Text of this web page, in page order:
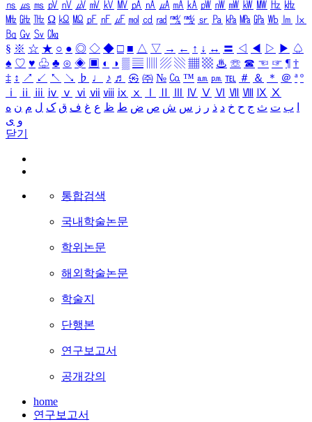
㎱ ㎲ ㎳ ㎴ ㎵ ㎶ ㎷ ㎸ ㎹ ㎀ ㎁ ㎂ ㎃ ㎄ ㎺ ㎻ ㎽ ㎾ ㎿ ㎐ ㎑
㎒ ㎓ ㎔ Ω ㏀ ㏁ ㎊ ㎋ ㎌ ㏖ ㏅ ㎭ ㎮ ㎯ ㏛ ㎩ ㎪ ㎫ ㎬ ㏝ ㏐
㏓
㏃ ㏉ ㏜ ㏆
§ ※ ☆ ★ ○ ● ◎ ◇ ◆ □ ■ △ ▽ → ← ↑ ↓ ↔ 〓 ◁ ◀ ▷ ▶ ♤
♠ ♡ ♥ ♧ ♣ ⊙ ◈ ▣ ◐ ◑ ▒ ▤ ▨ ▧ ▦ ▩ ♨ ☏ ☎ ☜ ☞ ¶ †
‡ ↕ ↗ ↙ ↖ ↘ ♭ ♩ ♪ ♬ ㉿ ㈜ № ㏇ ™ ㏂ ㏘ ℡ ＃ ＆ ＊ ＠ ª º
ⅰ
ⅱ ⅲ ⅳ ⅴ ⅵ ⅶ ⅷ ⅸ ⅹ Ⅳ Ⅴ Ⅵ Ⅶ Ⅷ Ⅸ Ⅹ
ب ت ث ج ح خ د ذ ر ز س ش ص ض ط ظ ع غ ف ق ک ل م ن ه
و ی
닫기
통합검색
국내학술논문
학위논문
해외학술논문
학술지
단행본
연구보고서
공개강의
home
연구보고서